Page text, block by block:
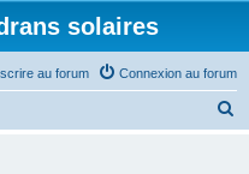
solaires
Connexion au forum
au forum